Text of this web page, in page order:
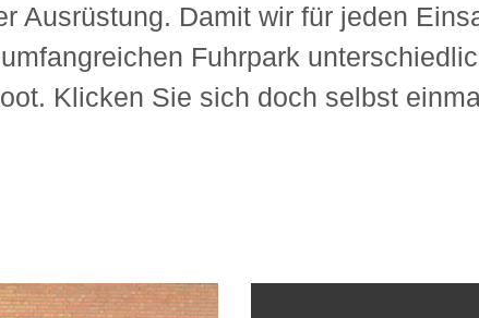
Ausrüstung. Damit wir für jeden
Fuhrpark
Klicken Sie sich doch selbst